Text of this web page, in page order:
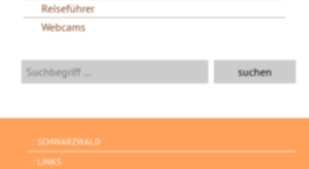
Reiseführer
Webcams
SCHWARZWALD
LINKS